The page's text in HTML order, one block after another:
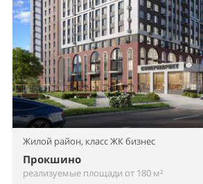
Жилой район, класс ЖК бизнес
Прокшино
реализуемые площади от 180 м²